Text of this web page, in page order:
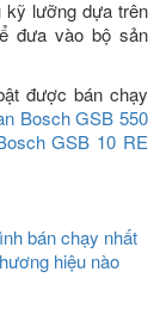
kỹ lưỡng dựa trên
đưa vào bộ sản
được bán chạy
Bosch GSB 550
GSB 10 RE
bán chạy nhất
hiệu nào